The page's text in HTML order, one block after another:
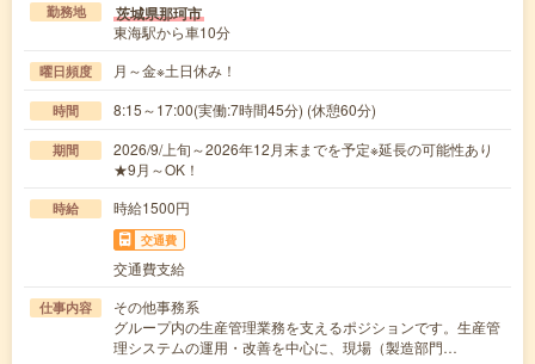
勤務地 茨城県那珂市
東海駅から車10分
曜日頻度 月～金※土日休み！
時間 8:15～17:00(実働:7時間45分) (休憩60分)
期間
2026/9/上旬～2026年12月末までを予定※延長の可能性あり
★9月～OK！
時給 時給1500円
交通費
交通費支給
仕事内容
その他事務系
グループ内の生産管理業務を支えるポジションです。生産管
理システムの運用・改善を中心に、現場（製造部門…